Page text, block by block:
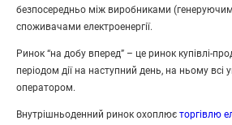
безпосередньо між виробниками
споживачами електроенергії.
Ринок “на добу вперед” – це ринок купівлі-
періодом дії на наступний день, на ньому всі
оператором.
Внутрішньоденний ринок охоплює торгівлю